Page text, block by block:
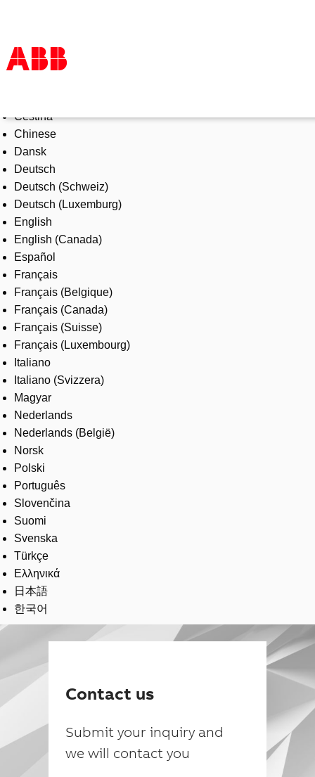
Products & Solutions
Industries
Services
About us
Where to buy
Contact us
Careers
Čeština
Chinese
Dansk
Deutsch
Deutsch (Schweiz)
Deutsch (Luxemburg)
English
English (Canada)
Español
Français
Français (Belgique)
Français (Canada)
Français (Suisse)
Français (Luxembourg)
Italiano
Italiano (Svizzera)
Magyar
Nederlands
Nederlands (België)
Norsk
Polski
Português
Slovenčina
Suomi
Svenska
Türkçe
Ελληνικά
日本語
한국어
Contact us
Submit your inquiry and
we will contact you